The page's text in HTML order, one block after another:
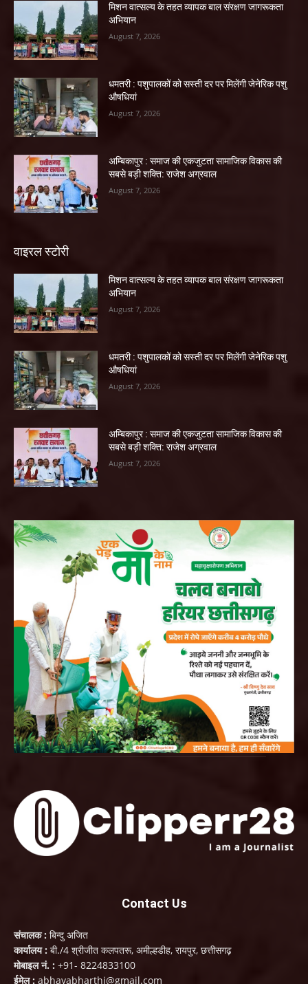
मिशन वात्सल्य के तहत व्यापक बाल संरक्षण जागरूकता
अभियान
August 7, 2026
धमतरी : पशुपालकों को सस्ती दर पर मिलेंगी जेनेरिक पशु
औषधियां
August 7, 2026
अम्बिकापुर : समाज की एकजुटता सामाजिक विकास की
सबसे बड़ी शक्ति: राजेश अग्रवाल
August 7, 2026
वाइरल स्टोरी
मिशन वात्सल्य के तहत व्यापक बाल संरक्षण जागरूकता
अभियान
August 7, 2026
धमतरी : पशुपालकों को सस्ती दर पर मिलेंगी जेनेरिक पशु
औषधियां
August 7, 2026
अम्बिकापुर : समाज की एकजुटता सामाजिक विकास की
सबसे बड़ी शक्ति: राजेश अग्रवाल
August 7, 2026
Contact Us
संचालक : बिन्दु अजित
कार्यालय : बी./4 श्रीजीत कलपतरू, अमील्हडीह, रायपुर, छत्तीसगढ़
मोबाइल नं. : +91- 8224833100
ईमेल : abhayabharthi@gmail.com